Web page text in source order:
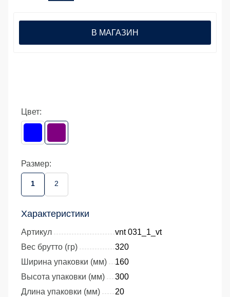
Цвет:
Размер:
1 2
Характеристики
Артикул
vnt 031_1_vt
Вес брутто (гр)
320
Ширина упаковки (мм)
160
Высота упаковки (мм)
300
Длина упаковки (мм)
20
В МАГАЗИН